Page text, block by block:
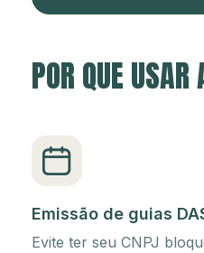
POR QUE
Emissão de guias
Evite ter seu CNPJ